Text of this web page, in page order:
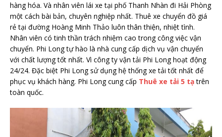
hàng hóa. Và nhân viên lái xe tại phố Thanh Nhàn đi Hải Phòng
một cách bài bản, chuyên nghiệp nhất. Thuê xe chuyển đồ giá
rẻ tại đường Hoàng Minh Thảo luôn thân thiện, nhiệt tình.
Nhân viên có tinh thần trách nhiệm cao trong công việc vận
chuyển. Phi Long tự hào là nhà cung cấp dịch vụ vận chuyển
với chất lượng tốt nhất. Vì công ty vận tải Phi Long hoạt động
24/24. Đặc biệt Phi Long sử dụng hệ thống xe tải tốt nhất để
phục vụ khách hàng. Phi Long cung cấp Thuê xe tải 5 tạtrên
toàn quốc.